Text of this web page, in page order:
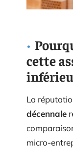
cette
La
décennale
micro-